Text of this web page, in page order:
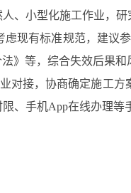
、小型化施工作业，
现有标准规范，建议
》等，综合失效后果和
接，协商确定施工
、手机App在线办理等